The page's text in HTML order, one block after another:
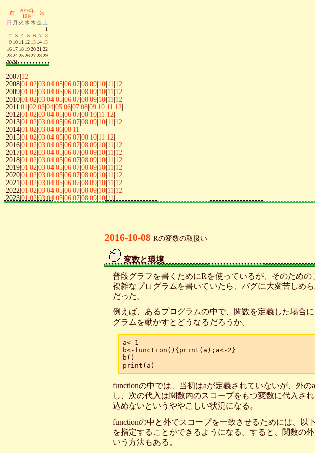
前
2016年
10月
次
日 月 火 水 木 金 土
1
2
3 4 5 6 7
8
9 10 11 12 13 14 15
16 17 18 192021 22
23242526272829
3031
2007|12|
2008|01|02|03|04|05|06|07|08|09|10|11|12|
2009|01|02|03|04|05|06|07|08|09|10|11|12|
2010|01|02|03|04|05|06|07|08|09|10|11|12|
2011|01|02|03|04|05|06|07|08|09|10|11|12|
2012|01|02|03|04|05|06|07|08|10|11|12|
2013|01|02|03|04|05|06|07|08|09|10|11|12|
2014|01|02|03|04|06|08|11|
2015|01|02|03|04|05|06|07|08|10|11|12|
2016|01|02|03|04|05|06|07|08|09|10|11|12|
2017|01|02|03|04|05|06|07|08|09|10|11|12|
2018|01|02|03|04|05|06|07|08|09|10|11|12|
2019|01|02|03|04|05|06|07|08|09|10|11|12|
2020|01|02|03|04|05|06|07|08|09|10|11|12|
2021|01|02|03|04|05|06|07|08|09|10|11|12|
2022|01|02|03|04|05|06|07|08|09|10|11|12|
2023|01|02|03|04|05|06|07|08|09|10|11|
2016-10-08 Rの変数の取扱い
変数と環境
普段グラフを書くためにRを使っているが、そのため
複雑なプログラムを書いていたら、バグに大変苦しめ
だった。
例えば、あるプログラムの中で、関数を定義した場合
グラムを動かすとどうなるだろうか。
a<-1
b<-function(){print(a);a<-2}
b()
functionの中では、当初はaが定義されていないが、外
し、次の代入は関数内のスコープをもつ変数に代入さ
込めないというややこしい状況になる。
functionの中と外でスコープを一致させるためには、
を指定することができるようになる。すると、関数の
いう方法もある。